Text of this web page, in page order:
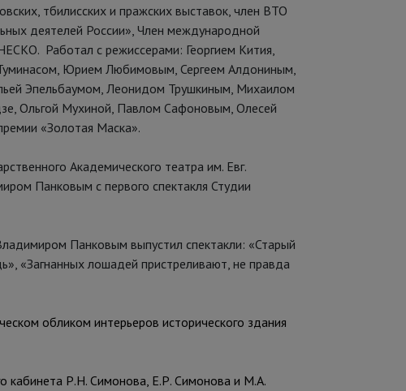
тбилисских и пражских выставок, член ВТО
деятелей России», Член международной
Работал с режиссерами: Георгием Кития,
Юрием Любимовым, Сергеем Алдониным,
Эпельбаумом, Леонидом Трушкиным, Михаилом
Ольгой Мухиной, Павлом Сафоновым, Олесей
«Золотая Маска».
Академического театра им. Евг.
Панковым с первого спектакля Студии
Панковым выпустил спектакли: «Старый
«Загнанных лошадей пристреливают, не правда
обликом интерьеров исторического здания
кабинета Р.Н. Симонова, Е.Р. Симонова и М.А.